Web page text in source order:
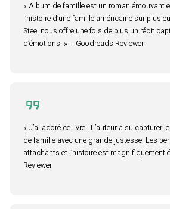
« Album de famille est un roman émouvant
l’histoire d’une famille américaine sur
Steel nous offre une fois de plus un récit
d’émotions. » – Goodreads Reviewer
« J’ai adoré ce livre ! L’auteur a su capturer
de famille avec une grande justesse. Les
attachants et l’histoire est magnifiquement
Reviewer